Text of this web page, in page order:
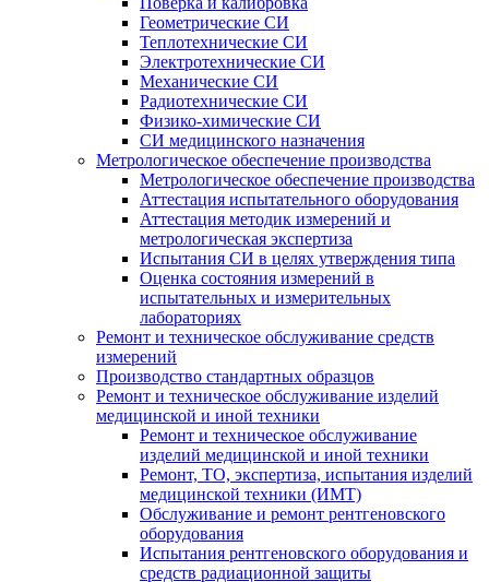
Геометрические СИ
Теплотехнические СИ
Электротехнические СИ
Механические СИ
Радиотехнические СИ
Физико-химические СИ
СИ медицинского назначения
Метрологическое обеспечение производства
Метрологическое обеспечение производства
Аттестация испытательного оборудования
Аттестация методик измерений и
метрологическая экспертиза
Испытания СИ в целях утверждения типа
Оценка состояния измерений в
испытательных и измерительных
лабораториях
Ремонт и техническое обслуживание средств
измерений
Производство стандартных образцов
Ремонт и техническое обслуживание изделий
медицинской и иной техники
Ремонт и техническое обслуживание
изделий медицинской и иной техники
Ремонт, ТО, экспертиза, испытания изделий
медицинской техники (ИМТ)
Обслуживание и ремонт рентгеновского
оборудования
Испытания рентгеновского оборудования и
средств радиационной защиты